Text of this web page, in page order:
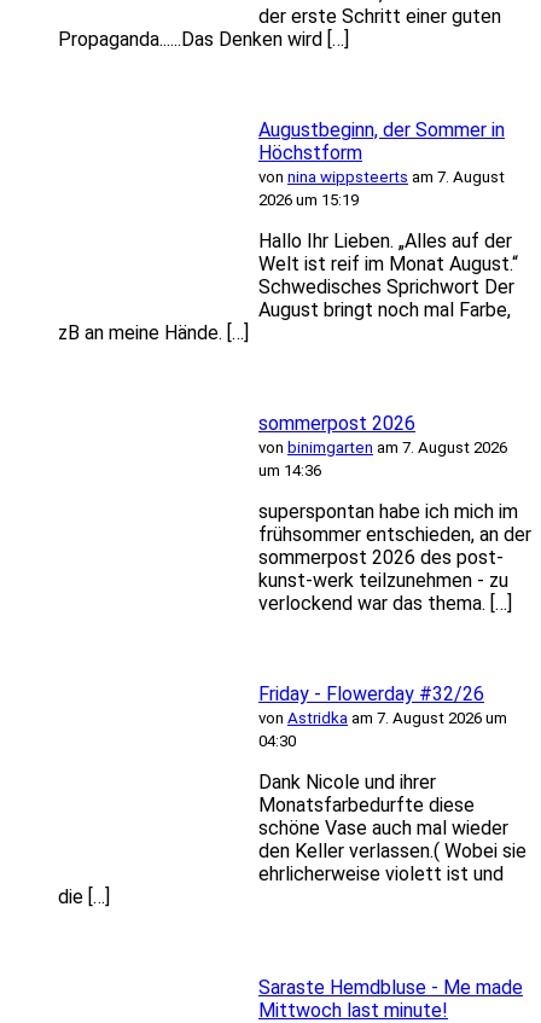
der erste Schritt einer guten
Propaganda......Das Denken wird […]
Augustbeginn, der Sommer in
Höchstform
von nina wippsteerts am 7. August
2026 um 15:19
Hallo Ihr Lieben. „Alles auf der
Welt ist reif im Monat August.“
Schwedisches Sprichwort Der
August bringt noch mal Farbe,
zB an meine Hände. […]
sommerpost 2026
von binimgarten am 7. August 2026
um 14:36
superspontan habe ich mich im
frühsommer entschieden, an der
sommerpost 2026 des post-
kunst-werk teilzunehmen - zu
verlockend war das thema. […]
Friday - Flowerday #32/26
von Astridka am 7. August 2026 um
04:30
Dank Nicole und ihrer
Monatsfarbedurfte diese
schöne Vase auch mal wieder
den Keller verlassen.( Wobei sie
ehrlicherweise violett ist und
die […]
Saraste Hemdbluse - Me made
Mittwoch last minute!